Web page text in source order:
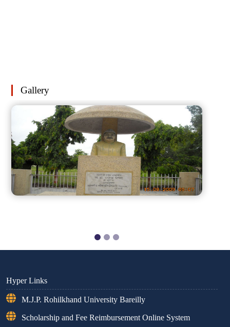
Gallery
Hyper Links
M.J.P. Rohilkhand University Bareilly
Scholarship and Fee Reimbursement Online System